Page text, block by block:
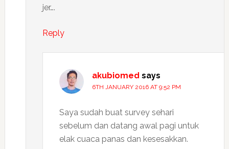
jer….
Reply
akubiomed says
6TH JANUARY 2016 AT 9:52 PM
Saya sudah buat survey sehari
sebelum dan datang awal pagi untuk
elak cuaca panas dan kesesakkan.